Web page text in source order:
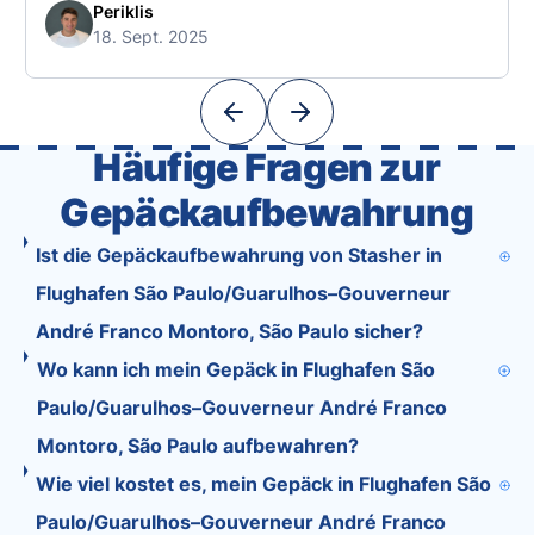
free. 🧭 What Makes the Tourist App Unique?
Unlike standard travel apps, Tourist combines
With Tourist, your trip planning becomes as
Periklis
18. Sept. 2025
Häufige Fragen zur
Gepäckaufbewahrung
Ist die Gepäckaufbewahrung von Stasher in
Flughafen São Paulo/Guarulhos–Gouverneur
André Franco Montoro, São Paulo sicher?
Wo kann ich mein Gepäck in Flughafen São
Paulo/Guarulhos–Gouverneur André Franco
Montoro, São Paulo aufbewahren?
Wie viel kostet es, mein Gepäck in Flughafen São
Paulo/Guarulhos–Gouverneur André Franco